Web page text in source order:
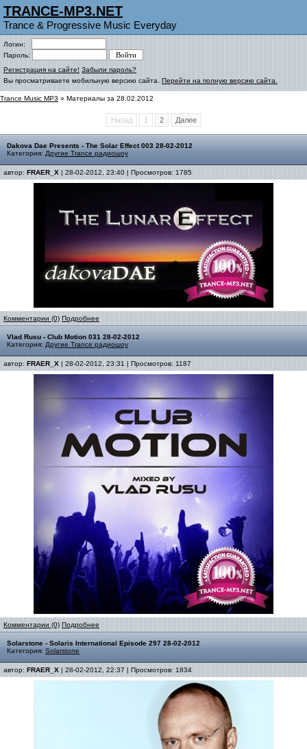
TRANCE-MP3.NET
Trance & Progressive Music Everyday
Логин:
Пароль:
Регистрация на сайте! Забыли пароль?
Вы просматриваете мобильную версию сайта. Перейти на полную версию сайта.
Trance Music MP3 » Материалы за 28.02.2012
Назад 1 2 Далее
Dakova Dae Presents - The Solar Effect 003 28-02-2012
Категория: Другие Trance радиошоу
автор: FRAER_X | 28-02-2012, 23:40 | Просмотров: 1785
Комментарии (0) Подробнее
Vlad Rusu - Club Motion 031 28-02-2012
Категория: Другие Trance радиошоу
автор: FRAER_X | 28-02-2012, 23:31 | Просмотров: 1187
Комментарии (0) Подробнее
Solarstone - Solaris International Episode 297 28-02-2012
Категория: Solarstone
автор: FRAER_X | 28-02-2012, 22:37 | Просмотров: 1834